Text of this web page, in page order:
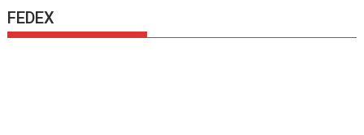
FEDEX